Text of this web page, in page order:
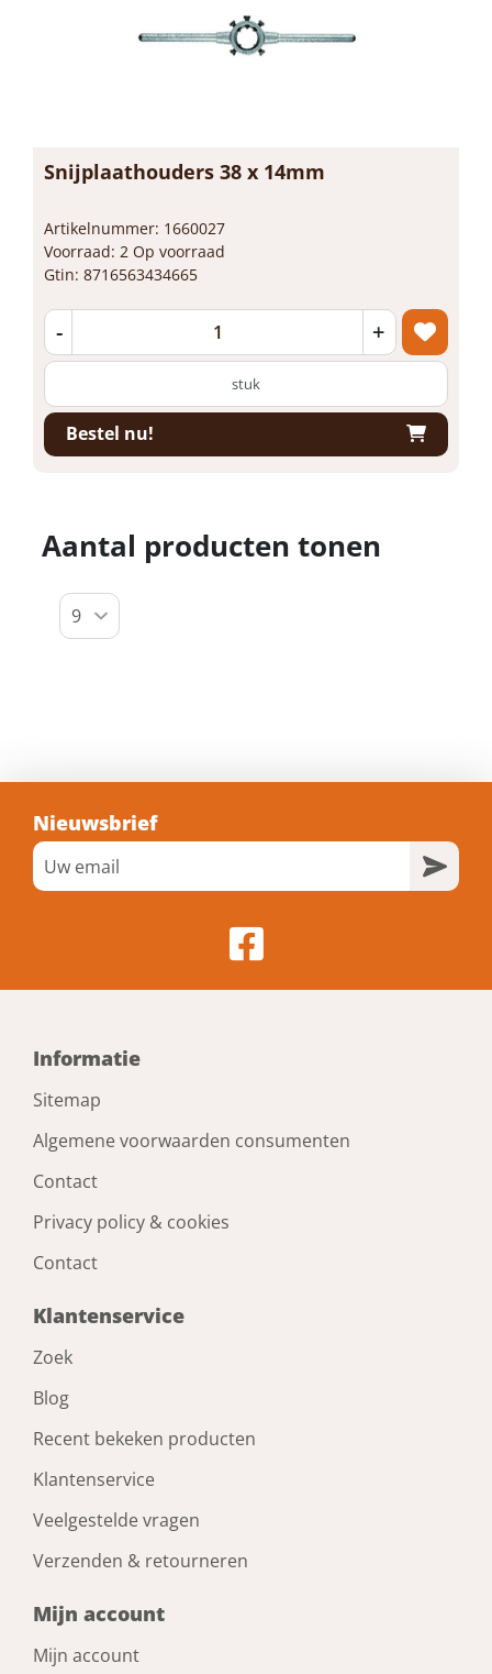
Snijplaathouders 38 x 14mm
Artikelnummer: 1660027
Voorraad: 2 Op voorraad
Gtin: 8716563434665
- +
stuk
Bestel nu!
Aantal producten tonen
Nieuwsbrief
Informatie
Sitemap
Algemene voorwaarden consumenten
Contact
Privacy policy & cookies
Contact
Klantenservice
Zoek
Blog
Recent bekeken producten
Klantenservice
Veelgestelde vragen
Verzenden & retourneren
Mijn account
Mijn account